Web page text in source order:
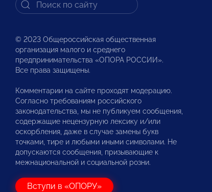
© 2023 Общероссийская общественная
организация малого и среднего
предпринимательства «ОПОРА РОССИИ».
Все права защищены.
Комментарии на сайте проходят модерацию.
Согласно требованиям российского
законодательства, мы не публикуем сообщения,
содержащие нецензурную лексику и/или
оскорбления, даже в случае замены букв
точками, тире и любыми иными символами. Не
допускаются сообщения, призывающие к
межнациональной и социальной розни.
Вступи в «ОПОРУ»